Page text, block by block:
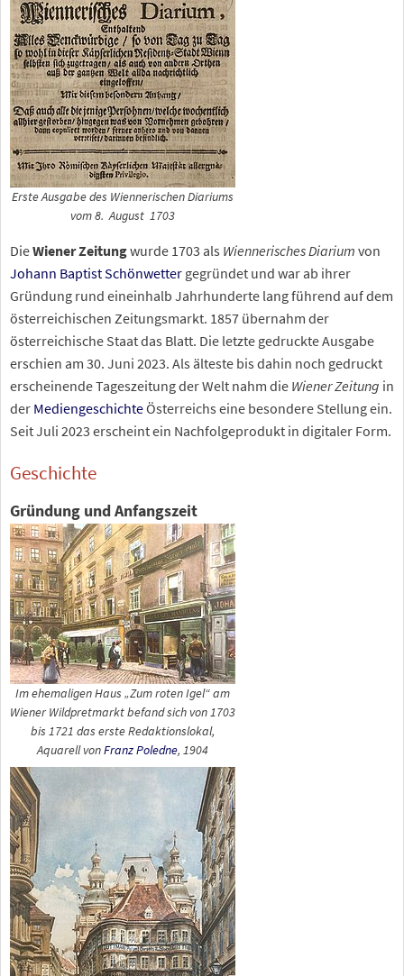
Erste Ausgabe des Wiennerischen Diariums
vom 8. August 1703
DieWiener Zeitungwurde 1703 als Wiennerisches Diarium von
Johann Baptist Schönwetter gegründet und war ab ihrer
Gründung rund eineinhalb Jahrhunderte lang führend auf dem
österreichischen Zeitungsmarkt. 1857 übernahm der
österreichische Staat das Blatt. Die letzte gedruckte Ausgabe
erschien am 30. Juni 2023. Als älteste bis dahin noch gedruckt
erscheinende Tageszeitung der Welt nahm die Wiener Zeitung in
der MediengeschichteÖsterreichs eine besondere Stellung ein.
Seit Juli 2023 erscheint ein Nachfolgeprodukt in digitaler Form.
Geschichte
Gründung und Anfangszeit
Im ehemaligen Haus „Zum roten Igel“ am
Wiener Wildpretmarkt befand sich von 1703
bis 1721 das erste Redaktionslokal,
Aquarell vonFranz Poledne, 1904